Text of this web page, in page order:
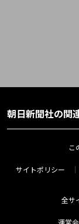
朝日新聞社の関
こ
サイトポリシー
全サ
運営